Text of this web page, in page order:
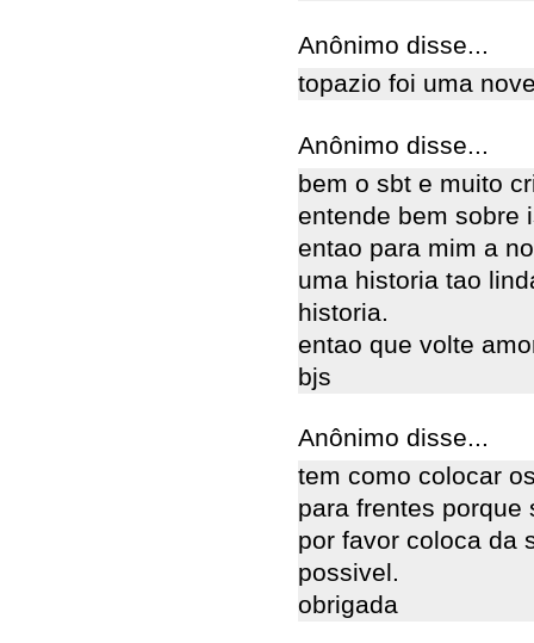
Anônimo disse...
topazio foi uma
Anônimo disse...
bem o sbt e muito
entende bem sobre
entao para mim a
uma historia tao
historia.
entao que volte
bjs
Anônimo disse...
tem como colocar
para frentes porque
por favor coloca da
possivel.
obrigada